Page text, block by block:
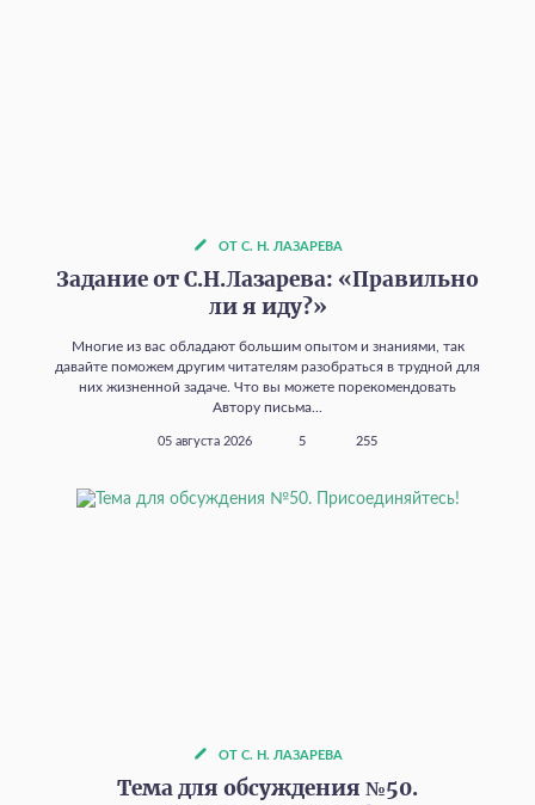
ОТ С. Н. ЛАЗАРЕВА
Задание от С.Н.Лазарева: «Правильно
ли я иду?»
Многие из вас обладают большим опытом и знаниями, так
давайте поможем другим читателям разобраться в трудной для
них жизненной задаче. Что вы можете порекомендовать
Автору письма...
05 августа 2026 5 255
ОТ С. Н. ЛАЗАРЕВА
Тема для обсуждения №50.